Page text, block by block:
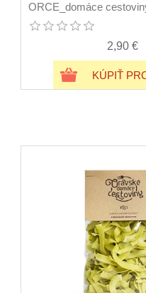
ORCE_domáce
2,90 €
KÚPIŤ